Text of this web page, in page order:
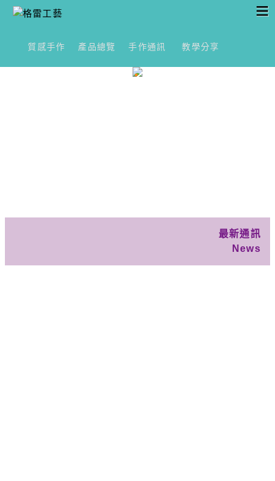
質感手作 產品總覽 手作通訊 教學分享
最新通訊
News